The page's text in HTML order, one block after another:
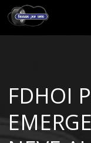
MISURE GOMME
BLOG
FDHOI